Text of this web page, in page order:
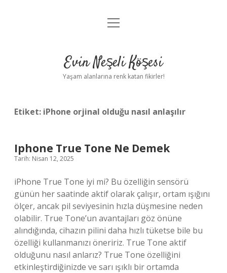
Anasayfa
Yasal Uyarı
menüyü
Evin Neşeli Köşesi
Yaşam alanlarına renk katan fikirler!
Etiket: iPhone orjinal olduğu nasıl anlaşılır
Iphone True Tone Ne Demek
Tarih: Nisan 12, 2025
iPhone True Tone iyi mi? Bu özelliğin sensörü
günün her saatinde aktif olarak çalışır, ortam ışığını
ölçer, ancak pil seviyesinin hızla düşmesine neden
olabilir. True Tone’un avantajları göz önüne
alındığında, cihazın pilini daha hızlı tüketse bile bu
özelliği kullanmanızı öneririz. True Tone aktif
olduğunu nasıl anlarız? True Tone özelliğini
etkinleştirdiğinizde ve sarı ışıklı bir ortamda